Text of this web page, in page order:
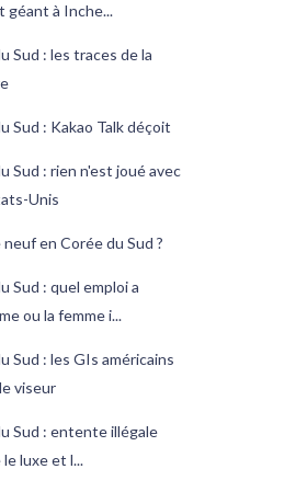
géant à Inche...
Sud : les traces de la
Sud : Kakao Talk déçoit
Sud : rien n'est joué avec
Unis
en Corée du Sud ?
Sud : quel emploi a
ou la femme i...
Sud : les GIs américains
viseur
Sud : entente illégale
luxe et l...